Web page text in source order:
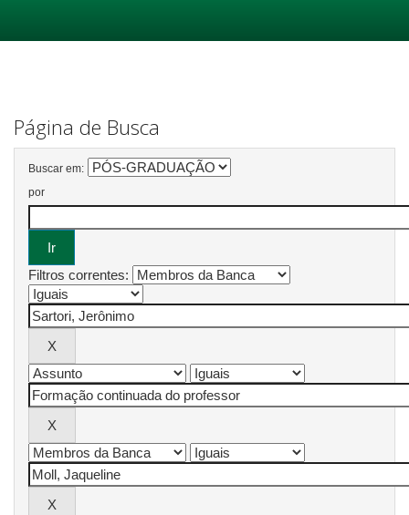
Página de Busca
Buscar em:
por
Filtros correntes: